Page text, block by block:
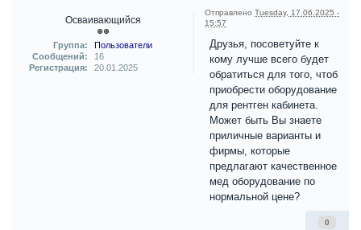
Осваивающийся
Группа:
Пользователи
Сообщений:
16
Регистрация:
20.01.2025
Отправлено Tuesday, 17.06.2025 -
15:57
Друзья, посоветуйте к
кому лучше всего будет
обратиться для того, чтоб
приобрести оборудование
для рентген кабинета.
Может быть Вы знаете
приличные варианты и
фирмы, которые
предлагают качественное
мед оборудование по
нормальной цене?
0